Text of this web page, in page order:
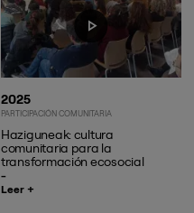
2025
PARTICIPACIÓN COMUNITARIA
Haziguneak: cultura
comunitaria para la
transformación ecosocial
Leer +